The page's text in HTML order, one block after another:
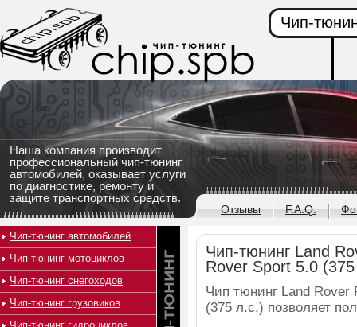
Наша компания производит
профессиональный чип-тюнинг
автомобилей, оказывает услуги
по диагностике, ремонту и
защите транспортных средств.
Чип-
Отзывы F.A.Q.
Чип-тюнинг Land
Rover Sport 5.0
Чип тюнинг Land Rover
(375 л.с.) позволяет
Чип-тюнинг автомобилей
Чип-тюнинг мотоциклов
Чип-тюнинг снегоходов
Чип-тюнинг грузовиков